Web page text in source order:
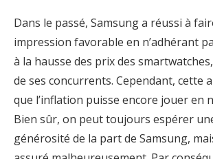
Dans le passé, Samsung a réussi à
impression favorable en n’adhérant
à la hausse des prix des
de ses concurrents. Cependant, cette
que l’inflation puisse encore jouer en
Bien sûr, on peut toujours espérer
générosité de la part de Samsung,